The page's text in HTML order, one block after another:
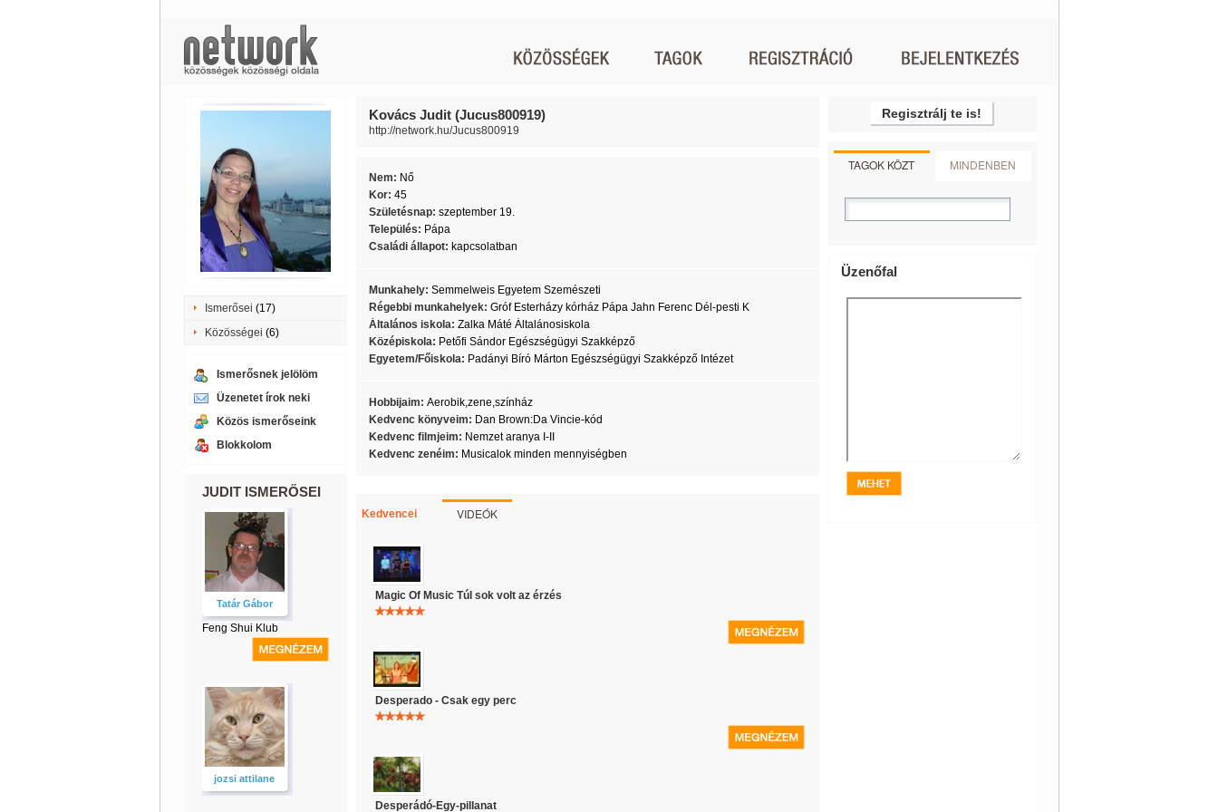
Ismerősei (17)
Közösségei (6)
Ismerősnek jelölöm
Üzenetet írok neki
Közös ismerőseink
Blokkolom
JUDIT ISMERŐSEI
Tatár Gábor
Feng Shui Klub
jozsi attilane
Kovács Judit (Jucus800919)
http://network.hu/Jucus800919
Nem: Nő
Kor: 45
Születésnap: szeptember 19.
Település: Pápa
Családi állapot: kapcsolatban
Munkahely: Semmelweis Egyetem Szemészeti
Régebbi munkahelyek: Gróf Esterházy kórház Pápa Jahn Ferenc Dél-pesti K
Általános iskola: Zalka Máté Általánosiskola
Középiskola: Petőfi Sándor Egészségügyi Szakképző
Egyetem/Főiskola: Padányi Bíró Márton Egészségügyi Szakképző Intézet
Hobbijaim: Aerobik,zene,színház
Kedvenc könyveim: Dan Brown:Da Vincie-kód
Kedvenc filmjeim: Nemzet aranya I-II
Kedvenc zenéim: Musicalok minden mennyiségben
Kedvencei VIDEÓK
Magic Of Music Túl sok volt az érzés
Desperado - Csak egy perc
Desperádó-Egy-pillanat
Regisztrálj te is!
TAGOK KÖZT MINDENBEN
Üzenőfal